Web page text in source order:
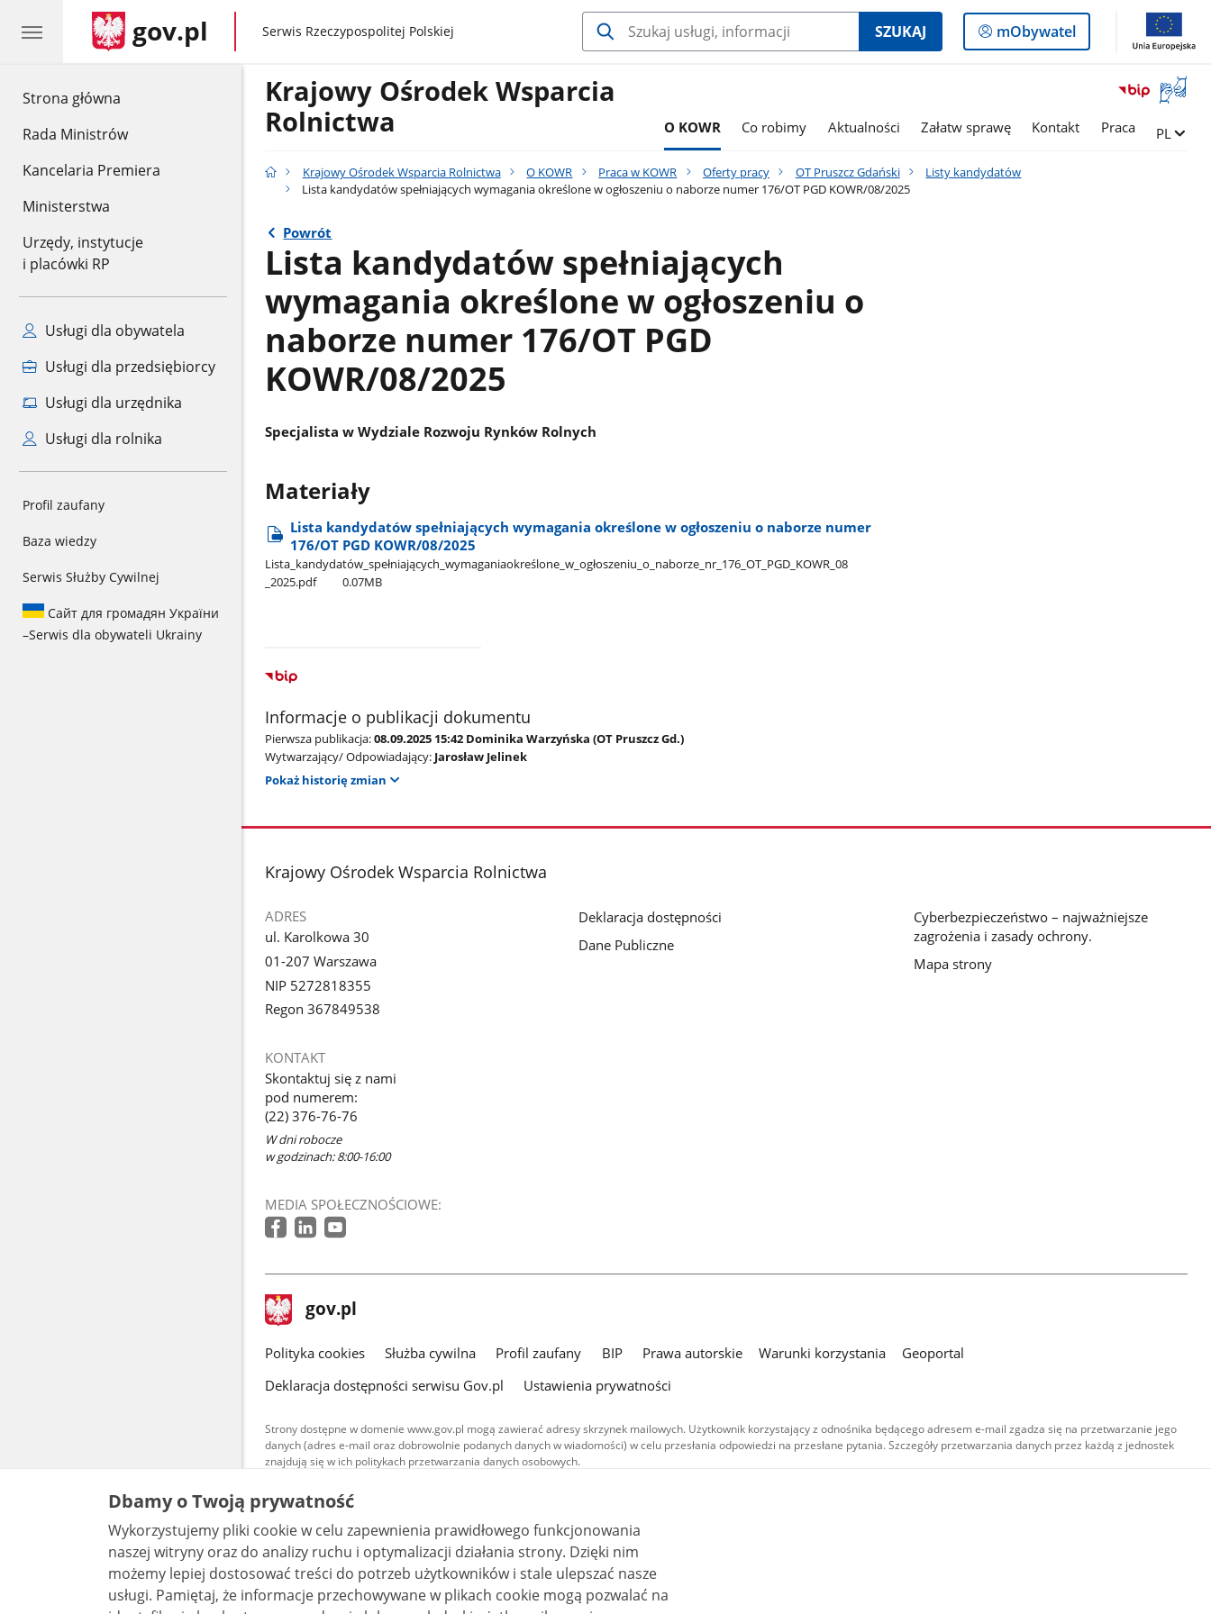
Strona główna
Rada Ministrów
Kancelaria Premiera
Ministerstwa
Urzędy, instytucje
i placówki RP
Usługi dla obywatela
Usługi dla przedsiębiorcy
Usługi dla urzędnika
Usługi dla rolnika
Profil zaufany
Baza wiedzy
Serwis Służby Cywilnej
Сайт для громадян України
–Serwis dla obywateli Ukrainy
gov.pl gov.pl
Serwis Rzeczypospolitej Polskiej SZUKAJ
Logowanie
do
mObywatel
Otwórz
okno
Krajowy Ośrodek Wsparcia
Rolnictwa
O KOWR Co robimy Aktualności Załatw sprawę Kontakt Praca Zmień
PL
Krajowy Ośrodek Wsparcia Rolnictwa O KOWR Praca w KOWR Oferty pracy OT Pruszcz Gdański
Listy kandydatów
Lista kandydatów spełniających wymagania określone w ogłoszeniu o naborze numer 176/OT PGD KOWR/08/2025
Powrót
Lista kandydatów spełniających
wymagania określone w ogłoszeniu o
naborze numer 176/OT PGD
KOWR/08/2025
Specjalista w Wydziale Rozwoju Rynków Rolnych
Materiały
Lista kandydatów spełniających wymagania określone w ogłoszeniu o naborze numer
176/OT PGD KOWR/08/2025
Lista​_kandydatów​_spełniających​_wymaganiaokreślone​_w​_ogłoszeniu​_o​_naborze​_nr​_176​_OT​_PGD​_KOWR​_08​
_2025.pdf
0.07MB
Informacje o publikacji dokumentu
Pierwsza publikacja:08.09.2025 15:42 Dominika Warzyńska (OT Pruszcz Gd.)
Wytwarzający/ Odpowiadający: Jarosław Jelinek
Pokaż historię zmian
stopka
Krajowy Ośrodek Wsparcia Rolnictwa
ADRES
ul. Karolkowa 30
01-207 Warszawa
NIP 5272818355
Regon 367849538
KONTAKT
Skontaktuj się z nami
pod numerem:
(22) 376-76-76
W dni robocze
w godzinach: 8:00-16:00
MEDIA SPOŁECZNOŚCIOWE:
Deklaracja dostępności
Dane Publiczne
Cyberbezpieczeństwo – najważniejsze
zagrożenia i zasady ochrony.
Mapa strony
stopka
gov.pl Strona
gov.pl
gov.pl
Polityka cookies Służba cywilna Profil zaufany BIP Prawa autorskie Warunki korzystania
Geoportal
Deklaracja dostępności serwisu Gov.pl
Ustawienia prywatności
Strony dostępne w domenie www.gov.pl mogą zawierać adresy skrzynek mailowych. Użytkownik korzystający z odnośnika będącego adresem e-mail zgadza się na przetwarzanie jego
danych (adres e-mail oraz dobrowolnie podanych danych w wiadomości) w celu przesłania odpowiedzi na przesłane pytania. Szczegóły przetwarzania danych przez każdą z jednostek
znajdują się w ich politykach przetwarzania danych osobowych.
Treści tekstowe publikowane w serwisie (z wyłączeniem treści audiowizualnych), są
udostępniane na licencji typu Creative Commons: uznanie autorstwa - na tych samych
warunkach 4.0 (CC BY-SA 4.0). Materiały audiowizualne, w tym zdjęcia, materiały audio i wideo,
są udostępniane na licencji typu Creative Commons: uznanie autorstwa użycie niekomercyjne -
bez utworów zależnych 4.0 (CC BY-NC-ND 4.0), o ile nie jest to stwierdzone inaczej.
Dbamy o Twoją prywatność
Wykorzystujemy pliki cookie w celu zapewnienia prawidłowego funkcjonowania
naszej witryny oraz do analizy ruchu i optymalizacji działania strony. Dzięki nim
możemy lepiej dostosować treści do potrzeb użytkowników i stale ulepszać nasze
usługi. Pamiętaj, że informacje przechowywane w plikach cookie mogą pozwalać na